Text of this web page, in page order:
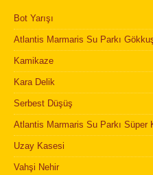
Bot Yarışı
Atlantis Marmaris Su Parkı
Kamikaze
Kara Delik
Serbest Düşüş
Atlantis Marmaris Su Parkı Süper
Uzay Kasesi
Vahşi Nehir